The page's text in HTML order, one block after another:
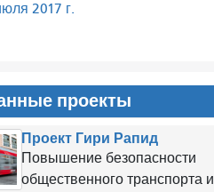
2017 г.
проекты
Проект Гири Рапид
Повышение безопасности
общественного транспорта и